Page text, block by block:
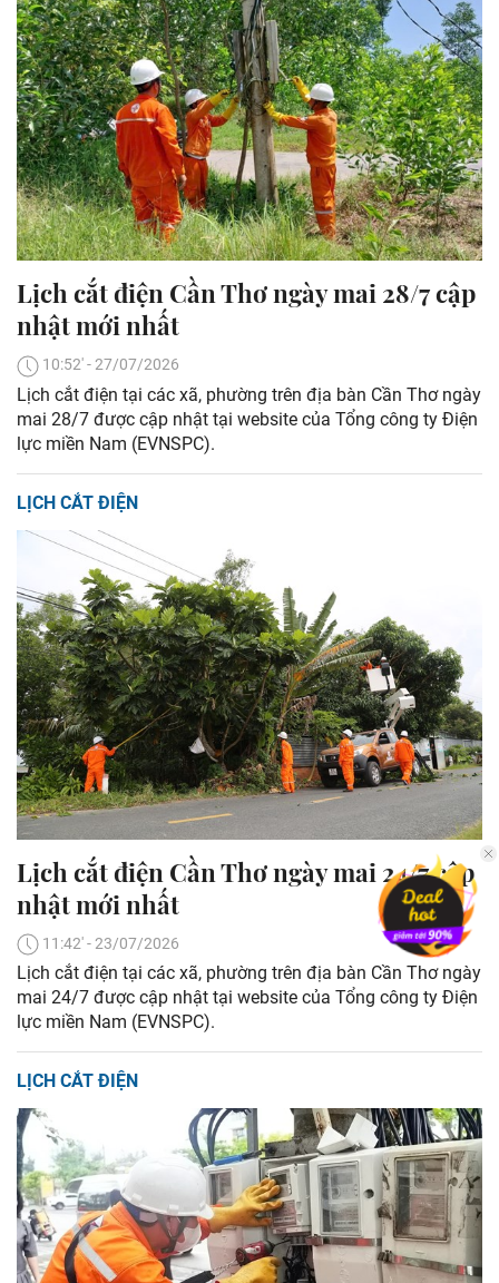
Lịch cắt điện Cần Thơ ngày mai 28/7 cập
nhật mới nhất
10:52' - 27/07/2026
Lịch cắt điện tại các xã, phường trên địa bàn Cần Thơ ngày
mai 28/7 được cập nhật tại website của Tổng công ty Điện
lực miền Nam (EVNSPC).
LỊCH CẮT ĐIỆN
Lịch cắt điện Cần Thơ ngày mai 24/7 cập
nhật mới nhất
11:42' - 23/07/2026
Lịch cắt điện tại các xã, phường trên địa bàn Cần Thơ ngày
mai 24/7 được cập nhật tại website của Tổng công ty Điện
lực miền Nam (EVNSPC).
LỊCH CẮT ĐIỆN